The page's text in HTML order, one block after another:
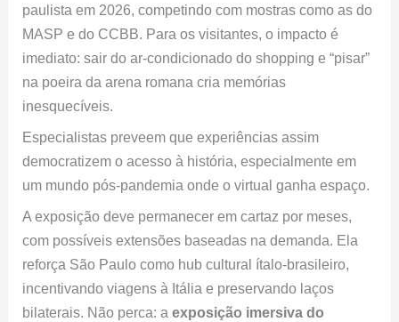
paulista em 2026, competindo com mostras como as do
MASP e do CCBB. Para os visitantes, o impacto é
imediato: sair do ar-condicionado do shopping e “pisar”
na poeira da arena romana cria memórias
inesquecíveis.
Especialistas preveem que experiências assim
democratizem o acesso à história, especialmente em
um mundo pós-pandemia onde o virtual ganha espaço.
A exposição deve permanecer em cartaz por meses,
com possíveis extensões baseadas na demanda. Ela
reforça São Paulo como hub cultural ítalo-brasileiro,
incentivando viagens à Itália e preservando laços
bilaterais. Não perca: aexposição imersiva do